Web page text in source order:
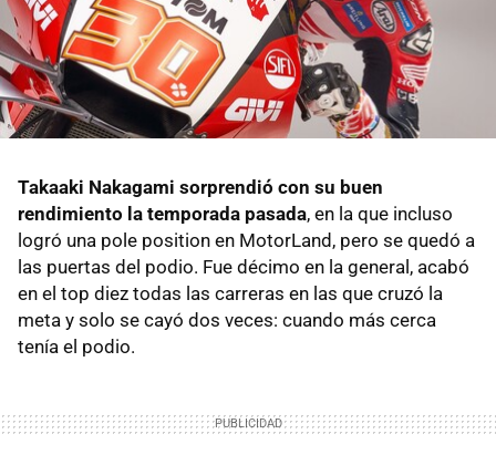
Takaaki Nakagami sorprendió con su buen
rendimiento la temporada pasada, en la que incluso
logró una pole position en MotorLand, pero se quedó a
las puertas del podio. Fue décimo en la general, acabó
en el top diez todas las carreras en las que cruzó la
meta y solo se cayó dos veces: cuando más cerca
tenía el podio.